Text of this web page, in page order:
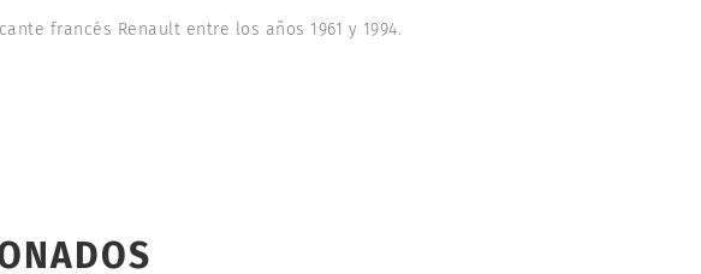
francés Renault entre los años 1961 y 1994.